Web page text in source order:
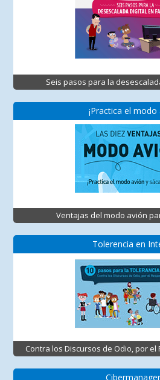
Seis pasos para la
¡Practica el modo
Ventajas del modo avión
Tolerencia en
Contra los Discursos de Odio, por